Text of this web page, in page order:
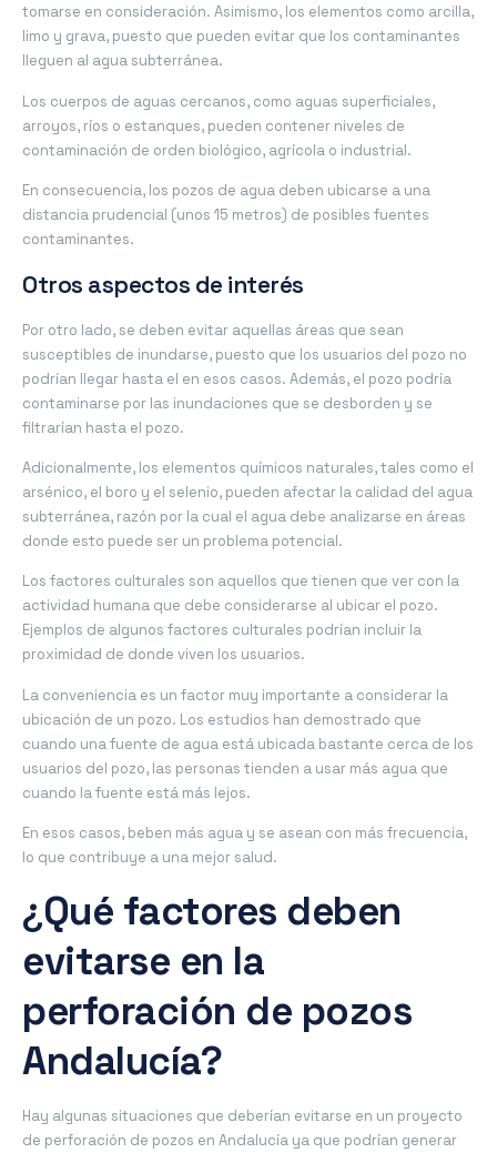
tomarse en consideración. Asimismo, los elementos como arcilla,
limo y grava, puesto que pueden evitar que los contaminantes
lleguen al agua subterránea.
Los cuerpos de aguas cercanos, como aguas superficiales,
arroyos, ríos o estanques, pueden contener niveles de
contaminación de orden biológico, agrícola o industrial.
En consecuencia, los pozos de agua deben ubicarse a una
distancia prudencial (unos 15 metros) de posibles fuentes
contaminantes.
Otros aspectos de interés
Por otro lado, se deben evitar aquellas áreas que sean
susceptibles de inundarse, puesto que los usuarios del pozo no
podrían llegar hasta el en esos casos. Además, el pozo podría
contaminarse por las inundaciones que se desborden y se
filtrarían hasta el pozo.
Adicionalmente, los elementos químicos naturales, tales como el
arsénico, el boro y el selenio, pueden afectar la calidad del agua
subterránea, razón por la cual el agua debe analizarse en áreas
donde esto puede ser un problema potencial.
Los factores culturales son aquellos que tienen que ver con la
actividad humana que debe considerarse al ubicar el pozo.
Ejemplos de algunos factores culturales podrían incluir la
proximidad de donde viven los usuarios.
La conveniencia es un factor muy importante a considerar la
ubicación de un pozo. Los estudios han demostrado que
cuando una fuente de agua está ubicada bastante cerca de los
usuarios del pozo, las personas tienden a usar más agua que
cuando la fuente está más lejos.
En esos casos, beben más agua y se asean con más frecuencia,
lo que contribuye a una mejor salud.
¿Qué factores deben
evitarse en la
perforación de pozos
Andalucía?
Hay algunas situaciones que deberían evitarse en un proyecto
de perforación de pozos en Andalucía ya que podrían generar